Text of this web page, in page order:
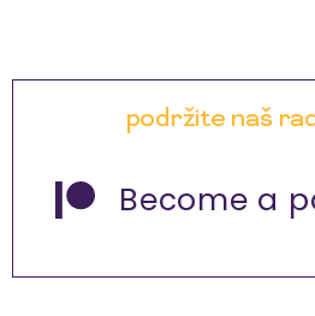
podržite naš
Become a